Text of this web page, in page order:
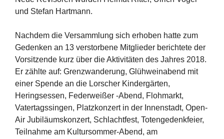
und Stefan Hartmann.
Nachdem die Versammlung sich erhoben hatte zum
Gedenken an 13 verstorbene Mitglieder berichtete der
Vorsitzende kurz über die Aktivitäten des Jahres 2018.
Er zählte auf: Grenzwanderung, Glühweinabend mit
einer Spende an die Lorscher Kindergärten,
Heringsessen, Federweißer -Abend, Flohmarkt,
Vatertagssingen, Platzkonzert in der Innenstadt, Open-
Air Jubiläumskonzert, Schlachtfest, Totengedenkfeier,
Teilnahme am Kultursommer-Abend, am